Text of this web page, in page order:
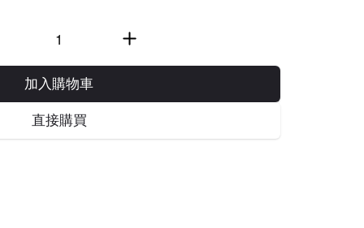
加入購物車
直接購買